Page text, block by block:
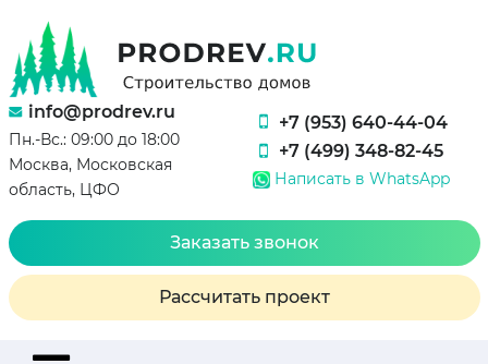
info@prodrev.ru
Пн.-Вс.: 09:00 до 18:00
Москва, Московская
область, ЦФО
+7 (953) 640-44-04
+7 (499) 348-82-45
Написать в WhatsApp
Заказать звонок
Рассчитать проект